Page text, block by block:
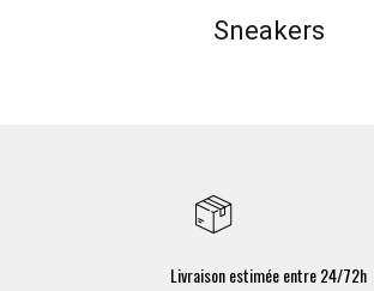
Sneakers
Livraison estimée entre 24/72h